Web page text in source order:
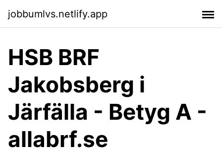
jobbumlvs.netlify.app
HSB BRF
Jakobsberg i
Järfälla - Betyg A -
allabrf.se